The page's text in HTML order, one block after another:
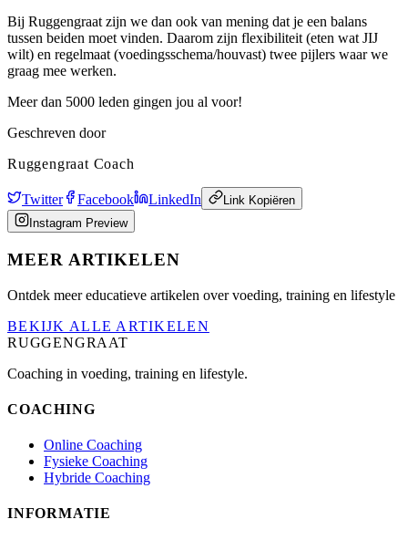
Bij Ruggengraat zijn we dan ook van mening dat je een balans
tussen beiden moet vinden. Daarom zijn flexibiliteit (eten wat JIJ
wilt) en regelmaat (voedingsschema/houvast) twee pijlers waar we
graag mee werken.
Meer dan 5000 leden gingen jou al voor!
Geschreven door
Ruggengraat Coach
Twitter Facebook LinkedIn
Link Kopiëren
Instagram Preview
MEER ARTIKELEN
Ontdek meer educatieve artikelen over voeding, training en lifestyle
BEKIJK ALLE ARTIKELEN
RUGGENGRAAT
Coaching in voeding, training en lifestyle.
COACHING
Online Coaching
Fysieke Coaching
Hybride Coaching
INFORMATIE